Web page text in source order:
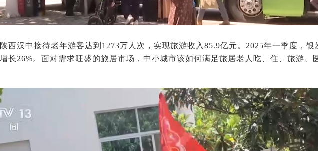
西汉中接待老年游客达到1273万人次，实现旅游收入85.9亿元。2025年一季度，银
长26%。面对需求旺盛的旅居市场，中小城市该如何满足旅居老人吃、住、旅游、